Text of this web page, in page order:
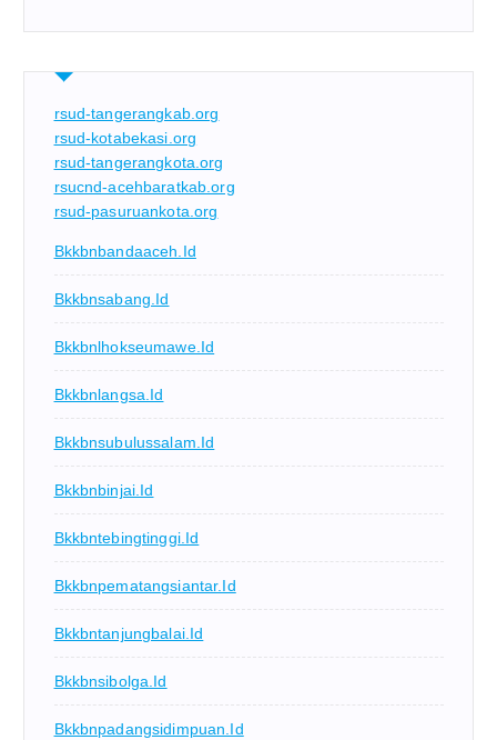
rsud-tangerangkab.org
rsud-kotabekasi.org
rsud-tangerangkota.org
rsucnd-acehbaratkab.org
rsud-pasuruankota.org
Bkkbnbandaaceh.id
Bkkbnsabang.id
Bkkbnlhokseumawe.id
Bkkbnlangsa.id
Bkkbnsubulussalam.id
Bkkbnbinjai.id
Bkkbntebingtinggi.id
Bkkbnpematangsiantar.id
Bkkbntanjungbalai.id
Bkkbnsibolga.id
Bkkbnpadangsidimpuan.id